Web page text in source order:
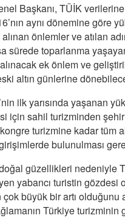
Başkanı, TÜİK verilerine
aynı dönemine göre
alınan önlemler ve atılan
sürede toparlanma
ek önlem ve
altın günlerine
ilk yarısında yaşanan
için sahil turizminden
turizmine kadar tüm
bulunulması
güzellikleri nedeniyle
yabancı turistin gözdesi
büyük bir artı olduğunu
Türkiye turizminin